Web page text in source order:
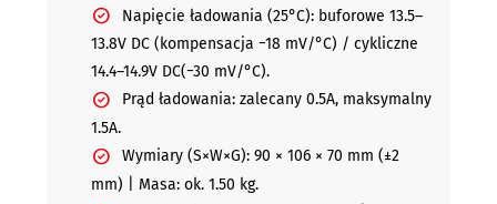
Napięcie ładowania (25°C): buforowe 13.5–
13.8V DC (kompensacja −18 mV/°C) / cykliczne
14.4–14.9V DC(−30 mV/°C).
Prąd ładowania: zalecany 0.5A, maksymalny
1.5A.
Wymiary (S×W×G): 90 × 106 × 70 mm (±2
mm) | Masa: ok. 1.50 kg.